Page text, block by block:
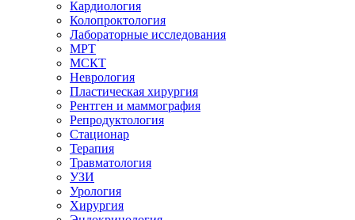
Кардиология
Колопроктология
Лабораторные исследования
МРТ
МСКТ
Неврология
Пластическая хирургия
Рентген и маммография
Репродуктология
Стационар
Терапия
Травматология
УЗИ
Урология
Хирургия